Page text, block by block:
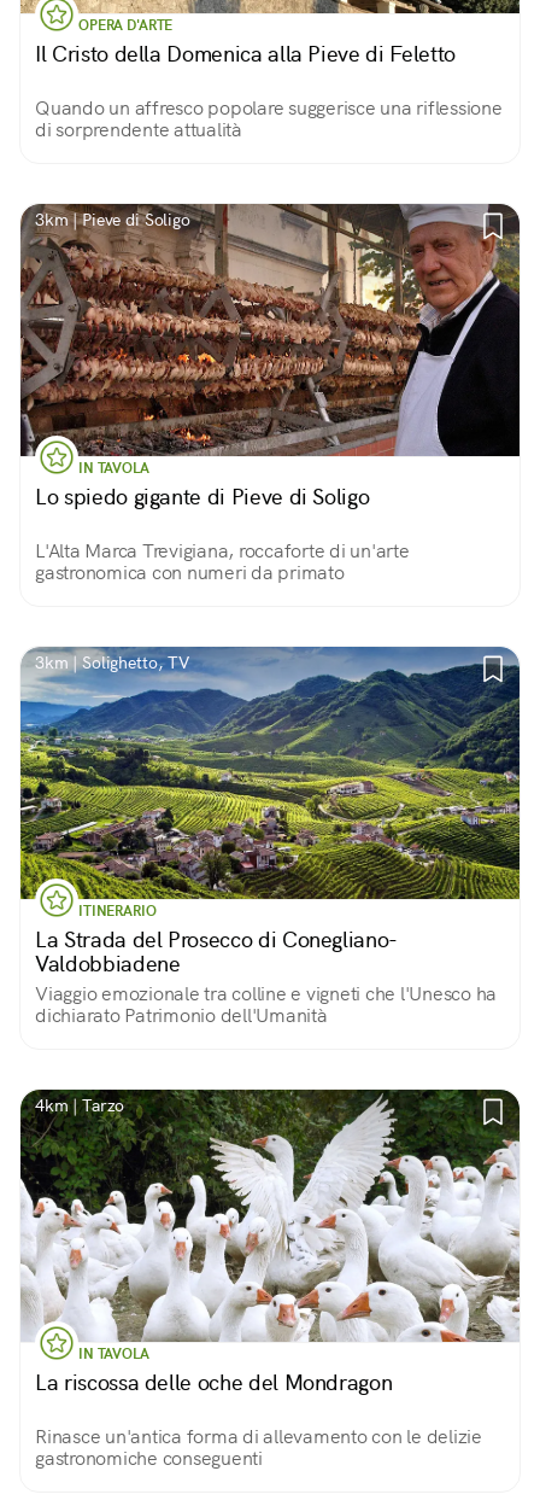
OPERA D'ARTE
Il Cristo della Domenica alla Pieve di Feletto
Quando un affresco popolare suggerisce una riflessione
di sorprendente attualità
3km | Pieve di Soligo
IN TAVOLA
Lo spiedo gigante di Pieve di Soligo
L'Alta Marca Trevigiana, roccaforte di un'arte
gastronomica con numeri da primato
3km | Solighetto, TV
ITINERARIO
La Strada del Prosecco di Conegliano-
Valdobbiadene
Viaggio emozionale tra colline e vigneti che l'Unesco ha
dichiarato Patrimonio dell'Umanità
4km | Tarzo
IN TAVOLA
La riscossa delle oche del Mondragon
Rinasce un'antica forma di allevamento con le delizie
gastronomiche conseguenti